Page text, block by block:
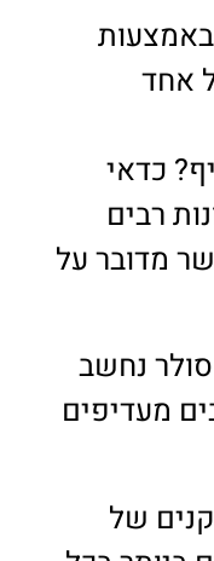
אחד
כדאי
רבים
מדובר על
נחשב
מעדיפים
של